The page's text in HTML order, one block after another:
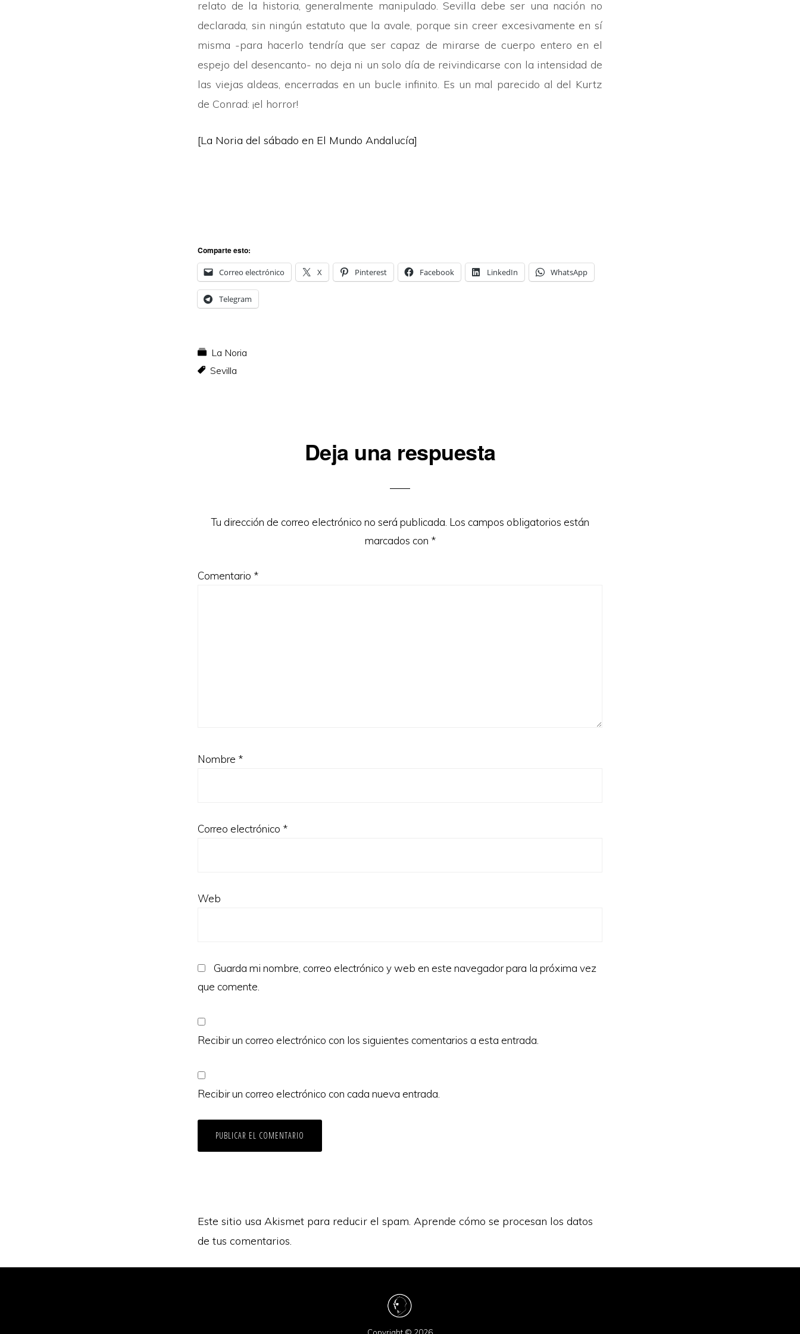
relato de la historia, generalmente manipulado. Sevilla debe ser una nación no
declarada, sin ningún estatuto que la avale, porque sin creer excesivamente en sí
misma -para hacerlo tendría que ser capaz de mirarse de cuerpo entero en el
espejo del desencanto- no deja ni un solo día de reivindicarse con la intensidad de
las viejas aldeas, encerradas en un bucle infinito. Es un mal parecido al del Kurtz
de Conrad: ¡el horror!
[La Noria del sábado en El Mundo Andalucía]
Comparte esto:
Correo electrónico X Pinterest Facebook LinkedIn WhatsApp
Telegram
La Noria
Sevilla
lectores
Deja una respuesta
Tu dirección de correo electrónico no será publicada. Los campos obligatorios están
marcados con *
Comentario *
Nombre *
Correo electrónico *
Web
Guarda mi nombre, correo electrónico y web en este navegador para la próxima vez
que comente.
Recibir un correo electrónico con los siguientes comentarios a esta entrada.
Recibir un correo electrónico con cada nueva entrada.
Este sitio usa Akismet para reducir el spam. Aprende cómo se procesan los datos
de tus comentarios.